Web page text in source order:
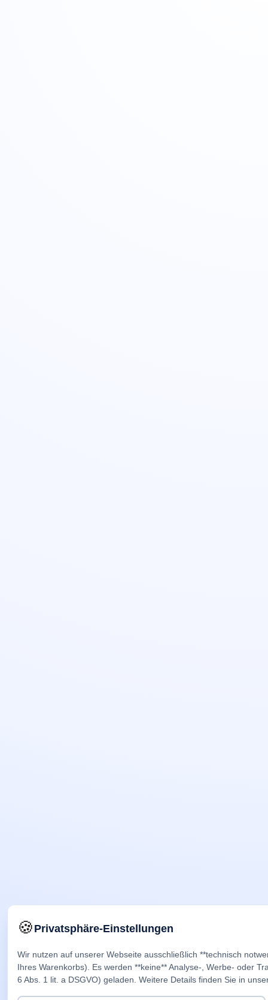
🍪Privatsphäre-Einstellungen
Wir nutzen auf unserer Webseite ausschließlich **technisch
Ihres Warenkorbs). Es werden **keine** Analyse-, Werbe- oder
6 Abs. 1 lit. a DSGVO) geladen. Weitere Details finden Sie in